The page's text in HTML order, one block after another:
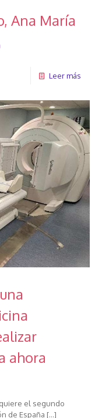
Ana María
Leer más
ahora
el segundo
de España […]